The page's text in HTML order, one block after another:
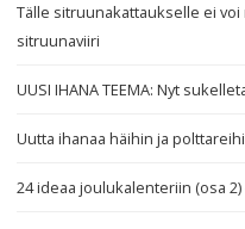
Tälle sitruunakattaukselle ei voi
sitruunaviiri
UUSI IHANA TEEMA: Nyt
Uutta ihanaa häihin ja
24 ideaa joulukalenteriin (osa